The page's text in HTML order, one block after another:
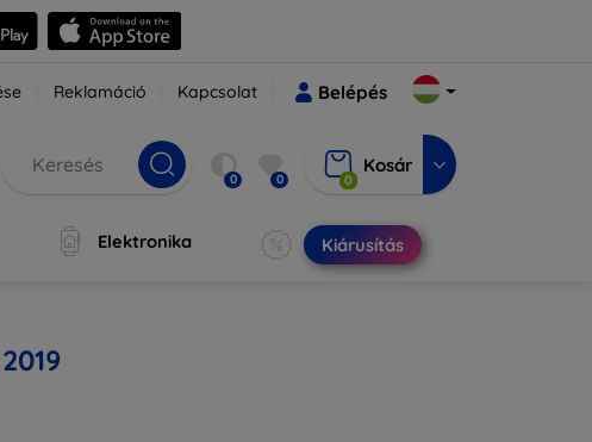
Reklamáció Kapcsolat Belépés
0 0 0
Kosár
Elektronika Kiárusítás